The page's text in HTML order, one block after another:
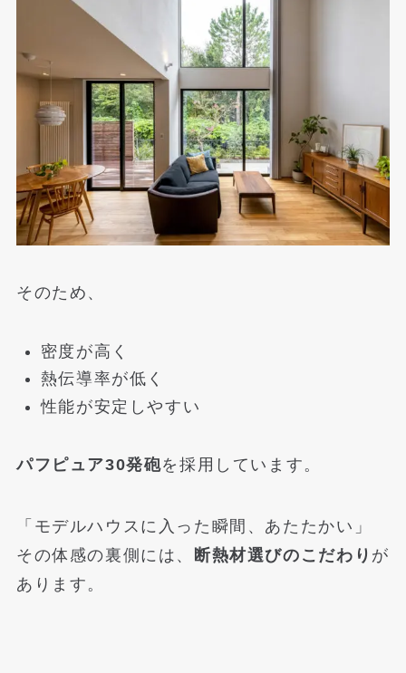
そのため、
密度が高く
熱伝導率が低く
性能が安定しやすい
パフピュア30発砲を採用しています。
「モデルハウスに入った瞬間、あたたかい」
その体感の裏側には、 断熱材選びのこだわり が
あります。